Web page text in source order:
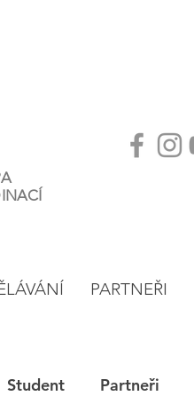
PARTNEŘI
Student Partneři